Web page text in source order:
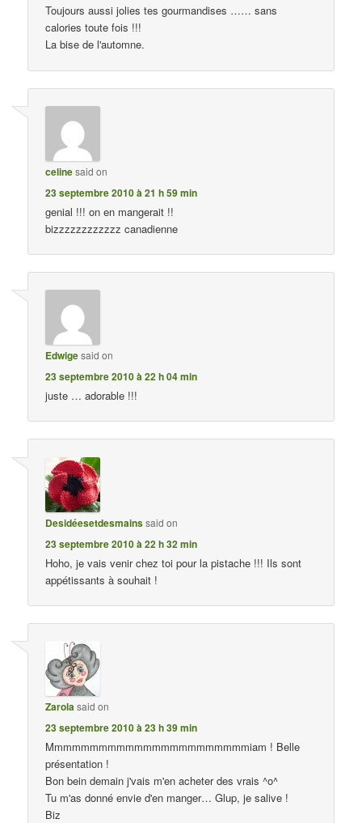
Toujours aussi jolies tes gourmandises …… sans
calories toute fois !!!
La bise de l'automne.
celinesaid on
23 septembre 2010 à 21 h 59 min
genial !!! on en mangerait !!
bizzzzzzzzzzzz canadienne
Edwigesaid on
23 septembre 2010 à 22 h 04 min
juste … adorable !!!
Desidéesetdesmainssaid on
23 septembre 2010 à 22 h 32 min
Hoho, je vais venir chez toi pour la pistache !!! Ils sont
appétissants à souhait !
Zarolasaid on
23 septembre 2010 à 23 h 39 min
Mmmmmmmmmmmmmmmmmmmmmmmiam ! Belle
présentation !
Bon bein demain j'vais m'en acheter des vrais ^o^
Tu m'as donné envie d'en manger… Glup, je salive !
Biz